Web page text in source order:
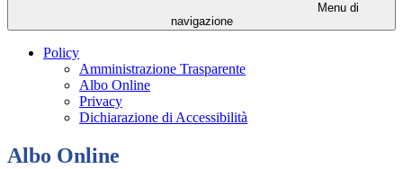
Menu di
navigazione
Policy
Amministrazione Trasparente
Albo Online
Privacy
Dichiarazione di Accessibilità
Albo Online